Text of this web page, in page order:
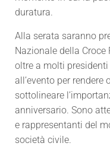
duratura.
Alla serata saranno
Nazionale della
oltre a molti
all’evento per
sottolineare
anniversario. Sono
e rappresentanti del
società civile.